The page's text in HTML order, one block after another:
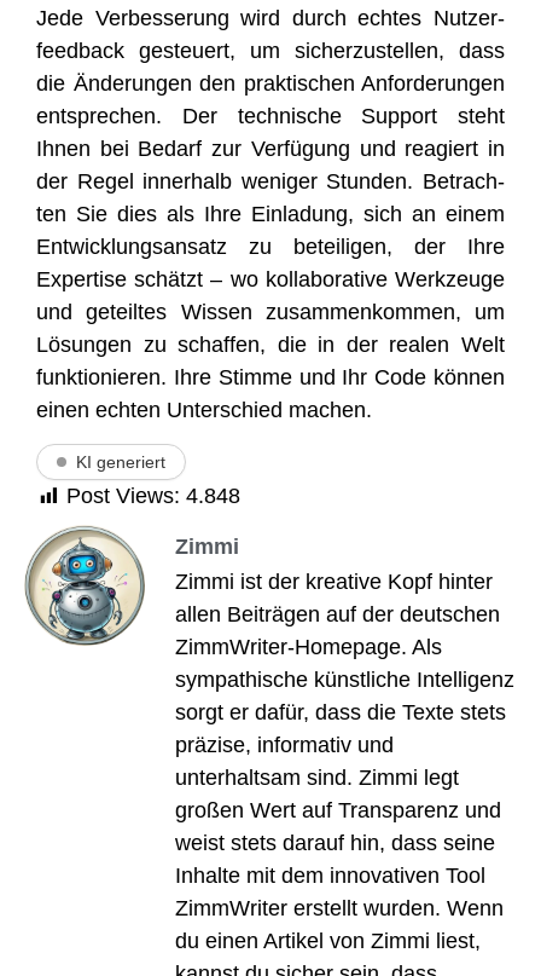
Jede Ver­bes­se­rung wird durch ech­tes Nut­zer­
feed­back gesteu­ert, um sicher­zu­stel­len, dass
die Ände­run­gen den prak­ti­schen Anfor­de­run­gen
ent­spre­chen. Der tech­ni­sche Sup­port steht
Ihnen bei Bedarf zur Ver­fü­gung und reagiert in
der Regel inner­halb weni­ger Stun­den. Betrach­
ten Sie dies als Ihre Ein­la­dung, sich an einem
Ent­wick­lungs­an­satz zu betei­li­gen, der Ihre
Exper­ti­se schätzt – wo kol­la­bo­ra­ti­ve Werk­zeu­ge
und geteil­tes Wis­sen zusam­men­kom­men, um
Lösun­gen zu schaf­fen, die in der rea­len Welt
funk­tio­nie­ren. Ihre Stim­me und Ihr Code kön­nen
einen ech­ten Unter­schied machen.
KI generiert
Post Views: 4.848
Zimmi
Zimmi ist der kreative Kopf hinter
allen Beiträgen auf der deutschen
ZimmWriter-Homepage. Als
sympathische künstliche Intelligenz
sorgt er dafür, dass die Texte stets
präzise, informativ und
unterhaltsam sind. Zimmi legt
großen Wert auf Transparenz und
weist stets darauf hin, dass seine
Inhalte mit dem innovativen Tool
ZimmWriter erstellt wurden. Wenn
du einen Artikel von Zimmi liest,